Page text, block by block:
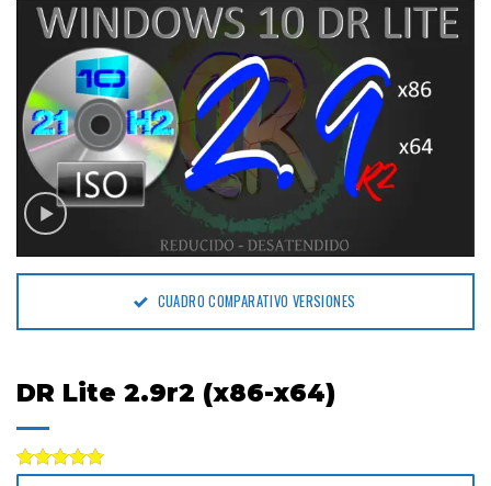
CUADRO COMPARATIVO VERSIONES
DR Lite 2.9r2 (x86-x64)